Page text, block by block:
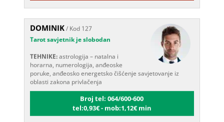
DOMINIK/ Kod 127
Tarot savjetnik je slobodan
horarna, numerologija, anđeoske
poruke, anđeosko energetsko čišćenje savjetovanje iz
oblasti zakona privlačenja
Broj tel: 064/600-600
tel:0,93€ - mob:1,12€ min